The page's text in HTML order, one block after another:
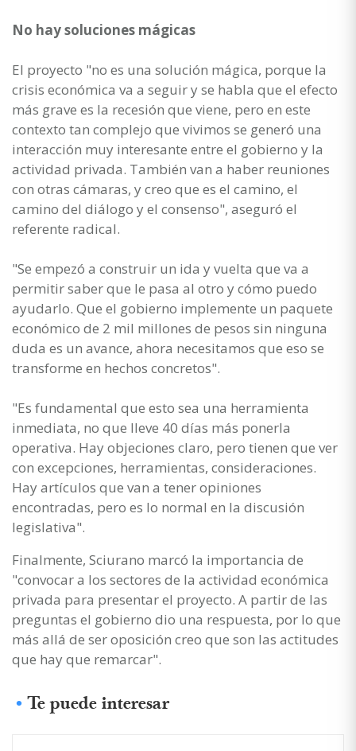
No hay soluciones mágicas
El proyecto "no es una solución mágica, porque la
crisis económica va a seguir y se habla que el efecto
más grave es la recesión que viene, pero en este
contexto tan complejo que vivimos se generó una
interacción muy interesante entre el gobierno y la
actividad privada. También van a haber reuniones
con otras cámaras, y creo que es el camino, el
camino del diálogo y el consenso", aseguró el
referente radical.
"Se empezó a construir un ida y vuelta que va a
permitir saber que le pasa al otro y cómo puedo
ayudarlo. Que el gobierno implemente un paquete
económico de 2 mil millones de pesos sin ninguna
duda es un avance, ahora necesitamos que eso se
transforme en hechos concretos".
"Es fundamental que esto sea una herramienta
inmediata, no que lleve 40 días más ponerla
operativa. Hay objeciones claro, pero tienen que ver
con excepciones, herramientas, consideraciones.
Hay artículos que van a tener opiniones
encontradas, pero es lo normal en la discusión
legislativa".
Finalmente, Sciurano marcó la importancia de
"convocar a los sectores de la actividad económica
privada para presentar el proyecto. A partir de las
preguntas el gobierno dio una respuesta, por lo que
más allá de ser oposición creo que son las actitudes
que hay que remarcar".
Te puede interesar